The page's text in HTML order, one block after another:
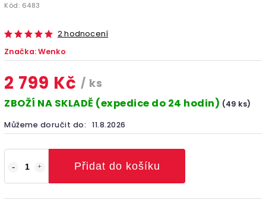
Kód: 6483
2 hodnocení
Značka:Wenko
2 799 Kč / ks
ZBOŽÍ NA SKLADĚ (expedice do 24 hodin) (49 ks)
Můžeme doručit do: 11.8.2026
Přidat do košíku